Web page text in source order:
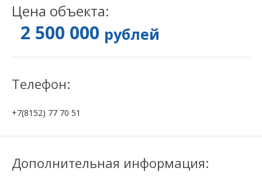
Цена объекта:
2 500 000 рублей
Телефон:
+7(8152) 77 70 51
Дополнительная информация: